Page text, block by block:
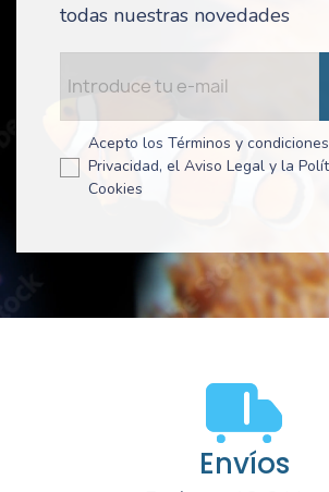
todas nuestras novedades
Acepto los Términos y
Privacidad, el Aviso Legal y la
Cookies
Envíos